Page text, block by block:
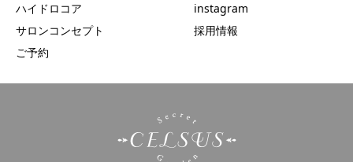
ハイドロコア
サロンコンセプト
ご予約
instagram
採用情報